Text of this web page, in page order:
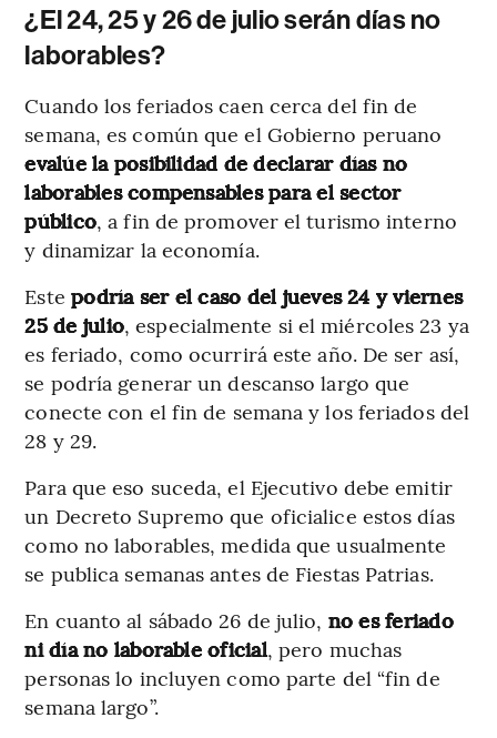
¿El 24, 25 y 26 de julio serán días no
laborables?
Cuando los feriados caen cerca del fin de
semana, es común que el Gobierno peruano
evalúe la posibilidad de declarar días no
laborables compensables para el sector
público, a fin de promover el turismo interno
y dinamizar la economía.
Este podría ser el caso del jueves 24 y viernes
25 de julio, especialmente si el miércoles 23 ya
es feriado, como ocurrirá este año. De ser así,
se podría generar un descanso largo que
conecte con el fin de semana y los feriados del
28 y 29.
Para que eso suceda, el Ejecutivo debe emitir
un Decreto Supremo que oficialice estos días
como no laborables, medida que usualmente
se publica semanas antes de Fiestas Patrias.
En cuanto al sábado 26 de julio, no es feriado
ni día no laborable oficial, pero muchas
personas lo incluyen como parte del “fin de
semana largo”.